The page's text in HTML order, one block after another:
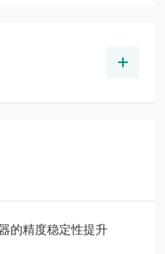
的精度稳定性提升